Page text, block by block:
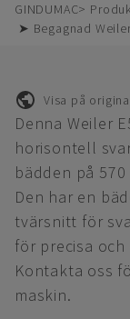
GINDUMAC
➤ Begagnad
Visa på
Denna Weiler
horisontell
bädden på
Den har en
tvärsnitt för
för precisa
Kontakta oss
maskin.